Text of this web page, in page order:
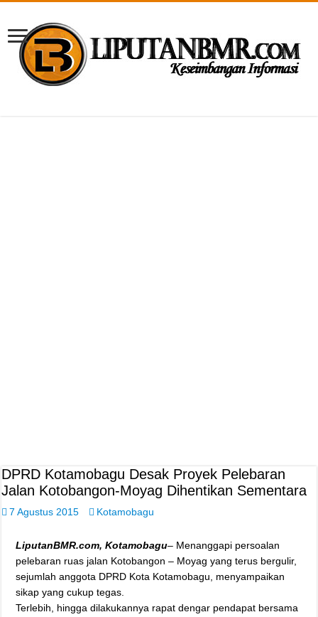
DPRD Kotamobagu Desak Proyek Pelebaran
Jalan Kotobangon-Moyag Dihentikan Sementara
7 Agustus 2015 Kotamobagu
LiputanBMR.com, Kotamobagu– Menanggapi persoalan
pelebaran ruas jalan Kotobangon – Moyag yang terus bergulir,
sejumlah anggota DPRD Kota Kotamobagu, menyampaikan
sikap yang cukup tegas.
Terlebih, hingga dilakukannya rapat dengar pendapat bersama